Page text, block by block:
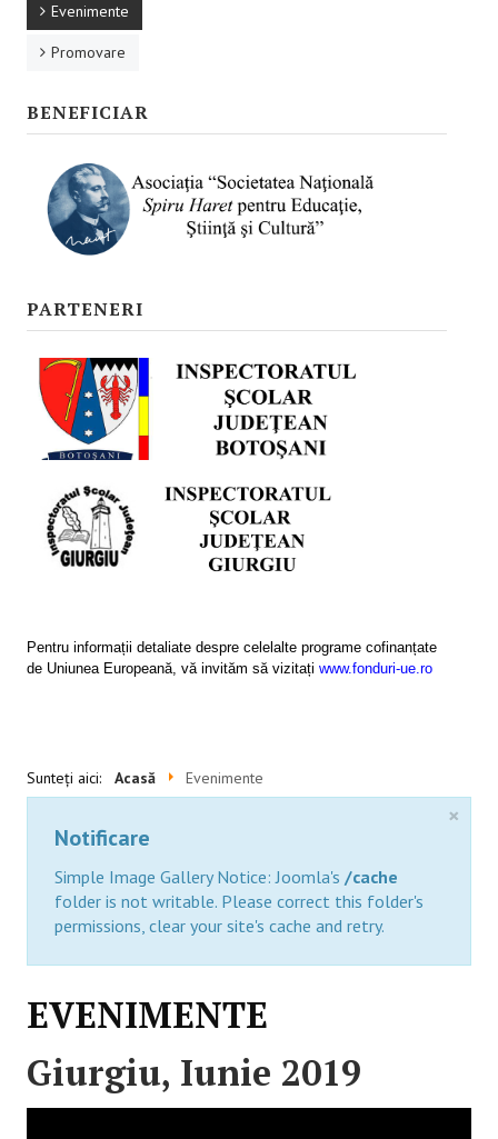
Pentru management instituțional
Pentru educație incluzivă
Pentru capacitate instituţională
ACCES BLACKBOARD
SESIUNI ONLINE
CONTACT
Evenimente
Promovare
BENEFICIAR
PARTENERI
Pentru informații detaliate despre celelalte programe cofinanțate
de Uniunea Europeană, vă invităm să vizitați www.fonduri-ue.ro
Sunteți aici: Acasă Evenimente
×
Notificare
Simple Image Gallery Notice: Joomla's /cache
folder is not writable. Please correct this folder's
permissions, clear your site's cache and retry.
EVENIMENTE
Giurgiu, Iunie 2019